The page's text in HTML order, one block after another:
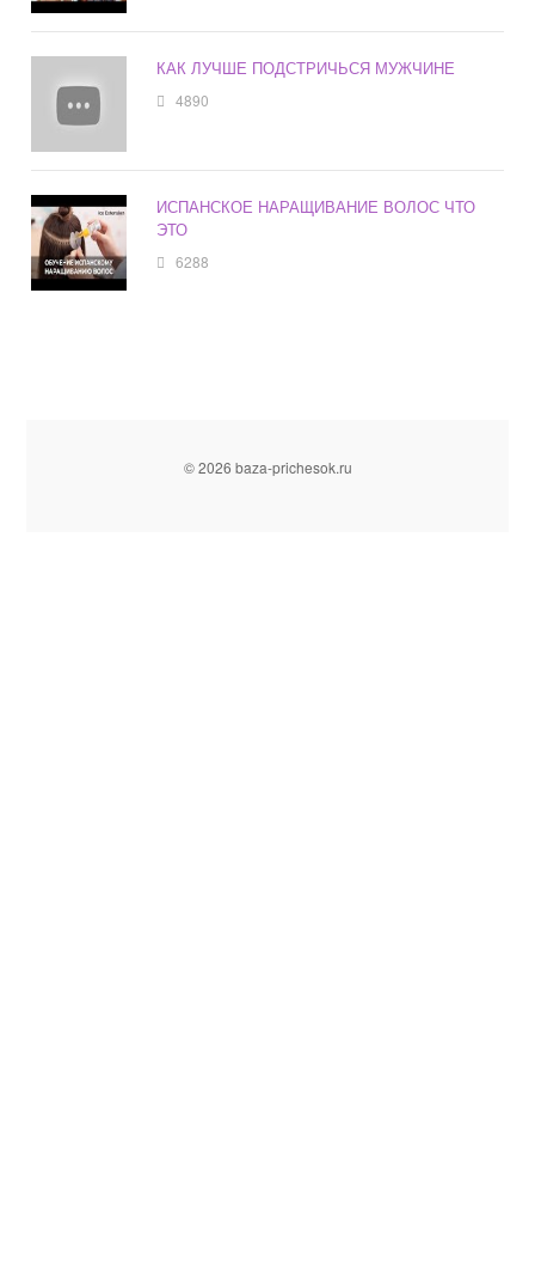
КАК ЛУЧШЕ ПОДСТРИЧЬСЯ МУЖЧИНЕ
4890
ИСПАНСКОЕ НАРАЩИВАНИЕ ВОЛОС ЧТО
ЭТО
6288
© 2026 baza-prichesok.ru